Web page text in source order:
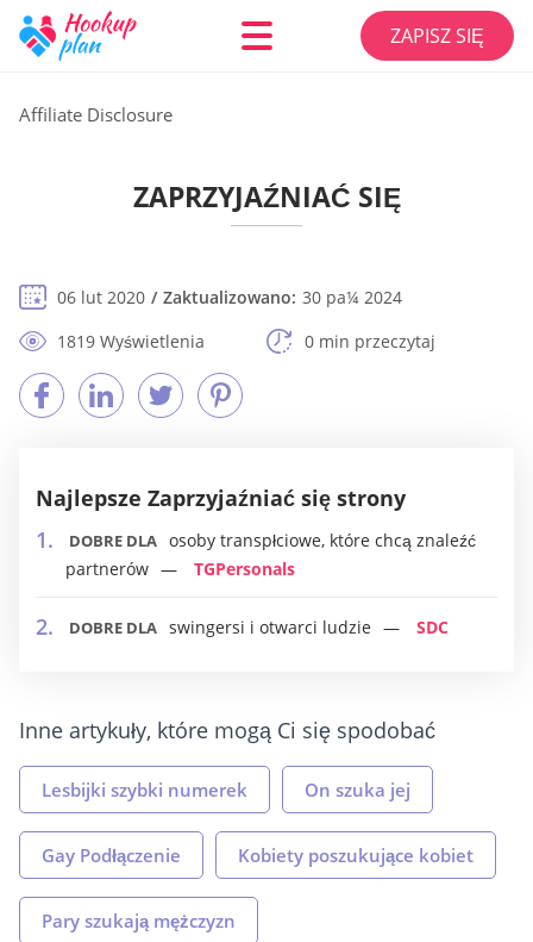
ZAPISZ SIĘ
Affiliate Disclosure
ZAPRZYJAŹNIAĆ SIĘ
06 lut 2020 Zaktualizowano: 30 pa¼ 2024
1819 Wyświetlenia
0 min przeczytaj
Najlepsze Zaprzyjaźniać się strony
DOBRE DLA osoby transpłciowe, które chcą znaleźć
partnerów
TGPersonals
DOBRE DLA swingersi i otwarci ludzie SDC
Inne artykuły, które mogą Ci się spodobać
Lesbijki szybki numerek On szuka jej
Gay Podłączenie Kobiety poszukujące kobiet
Pary szukają mężczyzn